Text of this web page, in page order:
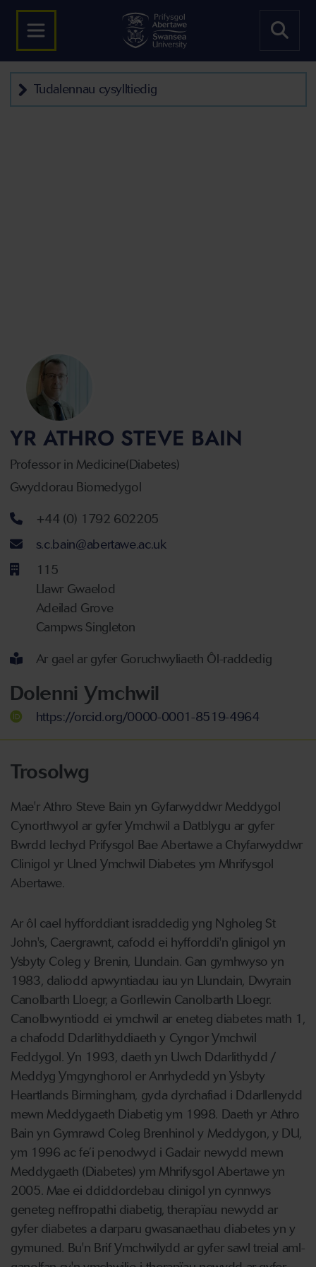
Tudalennau cysylltiedig
YR ATHRO STEVE BAIN
Professor in Medicine(Diabetes)
Gwyddorau Biomedygol
Rhif ffôn+44 (0) 1792 602205
Cyfeiriad ebost
s.c.bain@abertawe.ac.uk
115
Llawr Gwaelod
Adeilad Grove
Campws Singleton
Ar gael ar gyfer Goruchwyliaeth Ôl-raddedig
Dolenni Ymchwil
https://orcid.org/0000-0001-8519-4964
Trosolwg
Mae'r Athro Steve Bain yn Gyfarwyddwr Meddygol
Cynorthwyol ar gyfer Ymchwil a Datblygu ar gyfer
Bwrdd Iechyd Prifysgol Bae Abertawe a Chyfarwyddwr
Clinigol yr Uned Ymchwil Diabetes ym Mhrifysgol
Abertawe.
Ar ôl cael hyfforddiant israddedig yng Ngholeg St
John's, Caergrawnt, cafodd ei hyfforddi'n glinigol yn
Ysbyty Coleg y Brenin, Llundain. Gan gymhwyso yn
1983, daliodd apwyntiadau iau yn Llundain, Dwyrain
Canolbarth Lloegr, a Gorllewin Canolbarth Lloegr.
Canolbwyntiodd ei ymchwil ar eneteg diabetes math 1,
a chafodd Ddarlithyddiaeth y Cyngor Ymchwil
Feddygol. Yn 1993, daeth yn Uwch Ddarlithydd /
Meddyg Ymgynghorol er Anrhydedd yn Ysbyty
Heartlands Birmingham, gyda dyrchafiad i Ddarllenydd
mewn Meddygaeth Diabetig ym 1998. Daeth yr Athro
Bain yn Gymrawd Coleg Brenhinol y Meddygon, y DU,
ym 1996 ac fe’i penodwyd i Gadair newydd mewn
Meddygaeth (Diabetes) ym Mhrifysgol Abertawe yn
2005. Mae ei ddiddordebau clinigol yn cynnwys
geneteg neffropathi diabetig, therapïau newydd ar
gyfer diabetes a darparu gwasanaethau diabetes yn y
gymuned. Bu'n Brif Ymchwilydd ar gyfer sawl treial aml-